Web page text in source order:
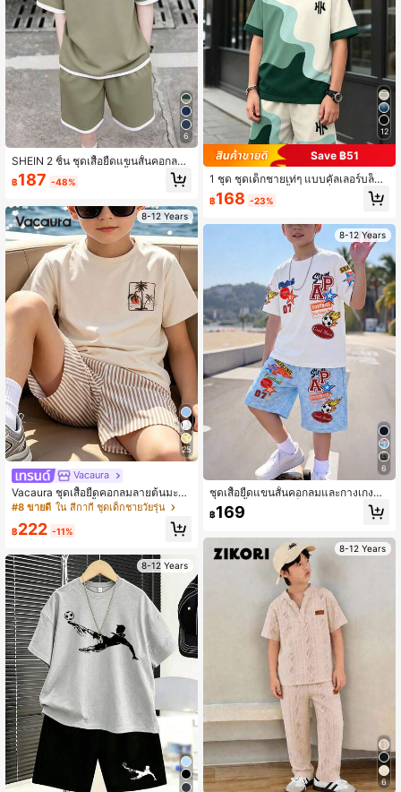
6
SHEIN 2 ชิ้น ชุดเสื้อยืดแขนสั้นคอกลม
ทรงหลวมและกางเกงขาสั้นสไตล์ลำลอง
สำหรับเด็กผู้ชาย, ชุดวอร์ม, ชุดเสื้อยืดสีเ
ฤดูใบไม้ผลิ/ฤดูร้อน, การออกนอกบ้าน,
วันวาเลนไทน์, การออกเดท, การเดินทา
ง, วันหยุดพักผ่อน, การรวมญาติ, การกลั
บไปโรงเรียน, งานแต่งงาน, งานทางกา
ร, กีฬา, งานเลี้ยงวันเกิด
฿187 -48%
8-12 Years
25
Vacaura
Vacaura ชุดเสื้อยืดคอกลมลายต้นมะพร้
าวและกางเกงขาสั้นลายทางหลากสีสำ
หรับเด็กผู้ชาย 2 ชิ้น สไตล์สบายๆ เหมา
ะสำหรับใส่ไปเที่ยวประจำวันและกลางแ
ด ชุดฤดูร้อน เหมาะสำหรับวันหยุด การเ
ดินทาง การถ่ายภาพ ฤดูใบไม้ผลิ/ฤดูร้อ
น ใหม่
#8 ขายดี ใน สีกากี ชุดเด็กชายวัยรุ่น
฿222 -11%
8-12 Years
12
Save ฿51
1 ชุด ชุดเด็กชายเท่ๆ แบบคัลเลอร์บล็อก
แพตช์เวิร์ก แขนสั้น ลายคลื่นสีเขียวเข้ม
และเขียวอ่อนซ้อนกันบนพื้นสีเบจ พร้อม
และกางเกง คอกลมหลวมไม่รัดคอ กางเ
กงขาสั้นขาบานเคลื่อนไหวได้อิสระ เหม
าะสำหรับออกไปข้างนอกประจำวันและ
กีฬาแบบสบายๆ สร้างลุคหน้าร้อนที่หล่อ
เหลาสำหรับเด็กชายตัวน้อยได้อย่างง่า
ยดาย
฿168 -23%
8-12 Years
6
ชุดเสื้อยืดแขนสั้นคอกลมและกางเกงขา
ยาว 2 ชิ้น สำหรับเด็กผู้ชายวัยทวีน ลำล
อง สีขาว สไตล์มินิมอล Y2K ลายตัวอัก
ดีไซน์คัลเลอร์บล็อก ทรงหลวม ใส่สบาย
แฟชั่นเรียบง่าย
฿169
8-12 Years
6